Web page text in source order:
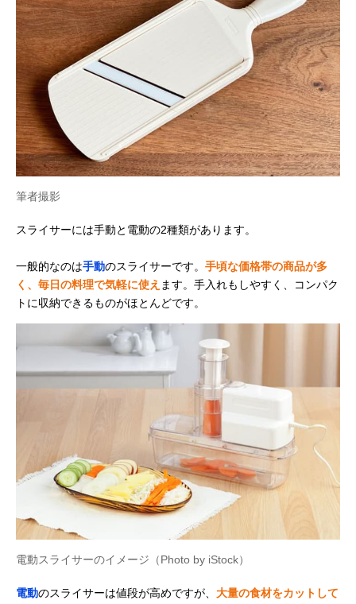
筆者撮影
スライサーには手動と電動の2種類があります。
一般的なのは手動のスライサーです。 手頃な価格帯の商品が多
く、毎日の料理で気軽に使え ます。手入れもしやすく、コンパク
トに収納できるものがほとんどです。
電動スライサーのイメージ（Photo by iStock）
電動のスライサーは値段が高めですが、 大量の食材をカットして